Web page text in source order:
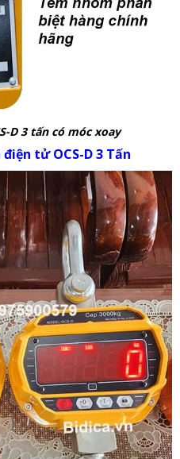
D 3 tấn có móc xoay
tử OCS-D 3 Tấn